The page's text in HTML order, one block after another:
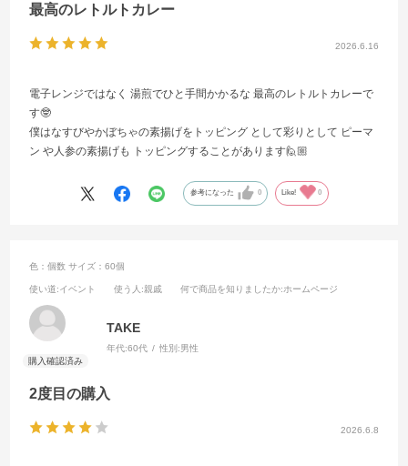
2026.6.16
最高のレトルトカレー
電子レンジではなく 湯煎でひと手間かかるな 最高のレトルトカレーで
す🤓
僕はなすびやかぼちゃの素揚げをトッピング として彩りとして ピーマ
ン や人参の素揚げも トッピングすることがあります🙋🏼
参考になった 0 Like! 0
2026.6.8
2度目の購入
色：個数 サイズ：60個
使い道:イベント 使う人 :親戚 何で商品を知りましたか:ホームページ
TAKE
年代:60代 性別:男性